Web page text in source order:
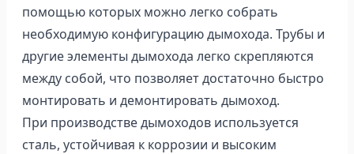
помощью которых можно легко собрать
необходимую конфигурацию дымохода. Трубы и
другие элементы дымохода легко скрепляются
между собой, что позволяет достаточно быстро
монтировать и демонтировать дымоход.
При производстве дымоходов используется
сталь, устойчивая к коррозии и высоким